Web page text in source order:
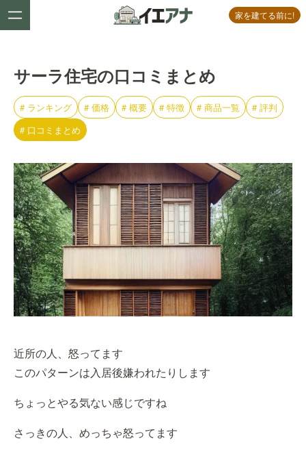
家を建てる前に!
サーラ住宅の口コミまとめ
# ランキング # 価格 # 概要 # 特徴 # 商品一覧 # 評判
# 口コミまとめ
近所の人、怒ってます
このパターンは入居後嫌われたりします
ちょっとやる気ない感じですね
さっきの人、めっちゃ怒ってます